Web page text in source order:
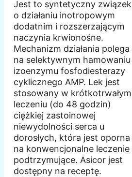
Jest to syntetyczny związek
o działaniu inotropowym
dodatnim i rozszerzającym
naczynia krwionośne.
Mechanizm działania polega
na selektywnym hamowaniu
izoenzymu fosfodiesterazy
cyklicznego AMP. Lek jest
stosowany w krótkotrwałym
leczeniu (do 48 godzin)
ciężkiej zastoinowej
niewydolności serca u
dorosłych, która jest oporna
na konwencjonalne leczenie
podtrzymujące. Asicor jest
dostępny na receptę.